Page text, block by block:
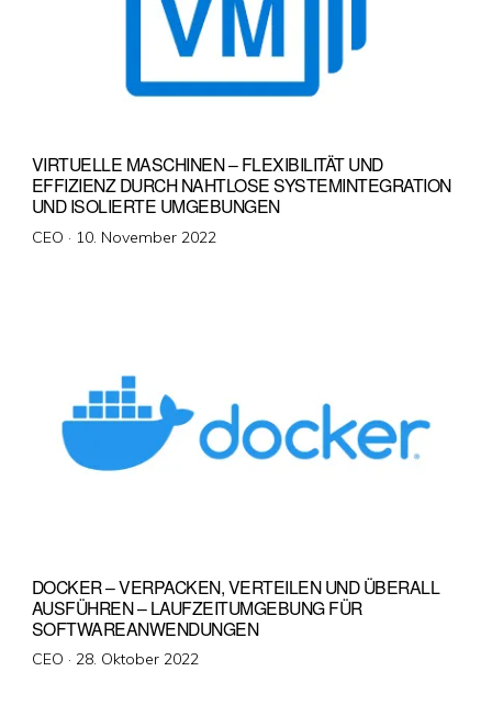
VIRTUELLE MASCHINEN – FLEXIBILITÄT UND
EFFIZIENZ DURCH NAHTLOSE SYSTEMINTEGRATION
UND ISOLIERTE UMGEBUNGEN
CEO · Veröffentlicht
10. November 2022
DOCKER – VERPACKEN, VERTEILEN UND ÜBERALL
AUSFÜHREN – LAUFZEITUMGEBUNG FÜR
SOFTWAREANWENDUNGEN
CEO · Veröffentlicht
28. Oktober 2022